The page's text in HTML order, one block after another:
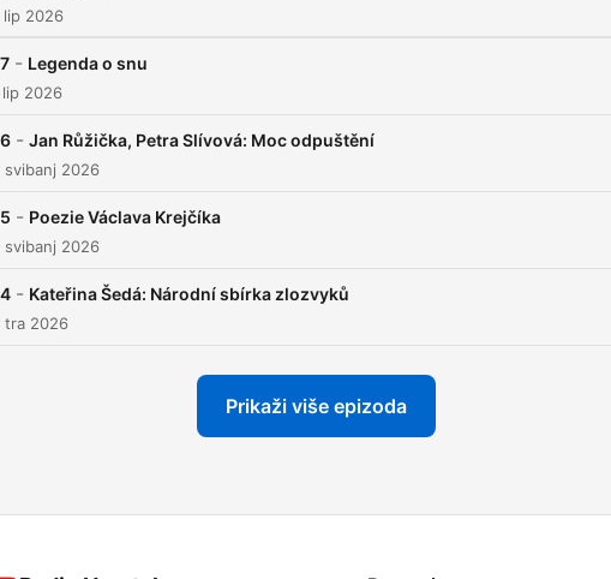
lip 2026
- Legenda o snu
lip 2026
- Jan Růžička, Petra Slívová: Moc odpuštění
svibanj 2026
- Poezie Václava Krejčíka
svibanj 2026
- Kateřina Šedá: Národní sbírka zlozvyků
tra 2026
Prikaži više epizoda